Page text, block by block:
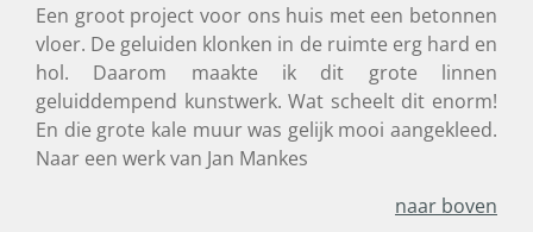
Een groot project voor ons huis met een betonnen
vloer. De geluiden klonken in de ruimte erg hard en
hol. Daarom maakte ik dit grote linnen
geluiddempend kunstwerk. Wat scheelt dit enorm!
En die grote kale muur was gelijk mooi aangekleed.
Naar een werk van Jan Mankes
naar boven